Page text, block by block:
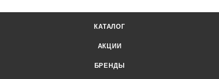
КАТАЛОГ
АКЦИИ
БРЕНДЫ